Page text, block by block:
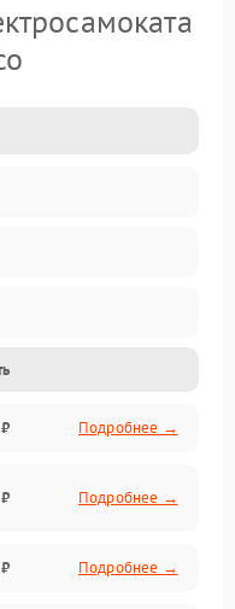
Подробнее →
Подробнее →
Подробнее →